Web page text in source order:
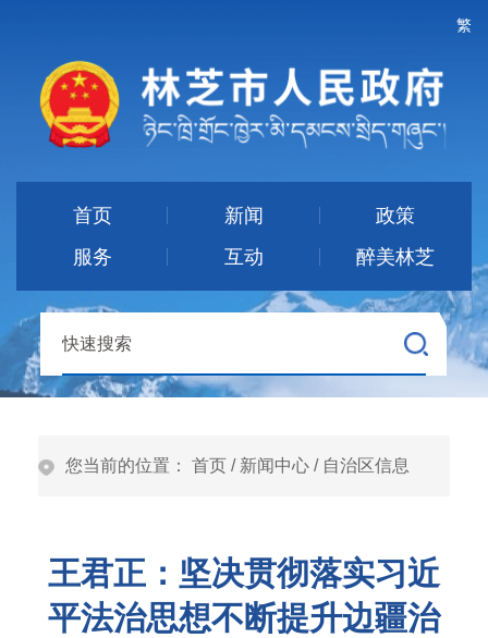
繁
首页 新闻
政策
服务
互动 醉美林芝
您当前的位置： 首页 / 新闻中心 / 自治区信息
王君正：坚决贯彻落实习近
平法治思想不断提升边疆治